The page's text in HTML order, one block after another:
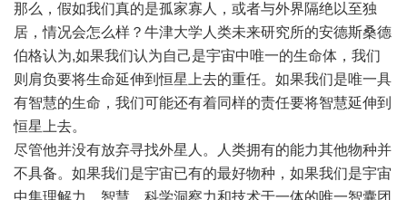
那么，假如我们真的是孤家寡人，或者与外界隔绝以至独
居，情况会怎么样？牛津大学人类未来研究所的安德斯桑德
伯格认为,如果我们认为自己是宇宙中唯一的生命体，我们
则肩负要将生命延伸到恒星上去的重任。如果我们是唯一具
有智慧的生命，我们可能还有着同样的责任要将智慧延伸到
恒星上去。
尽管他并没有放弃寻找外星人。人类拥有的能力其他物种并
不具备。如果我们是宇宙已有的最好物种，如果我们是宇宙
中集理解力、智慧、科学洞察力和技术于一体的唯一智囊团